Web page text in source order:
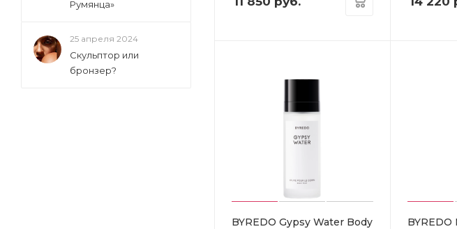
BYREDO Gypsy Water Body
Румянца»
25 апреля 2024
Скульптор или
бронзер?